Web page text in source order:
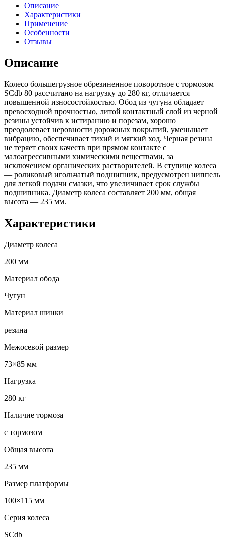
Описание
Характеристики
Применение
Особенности
Отзывы
Описание
Колесо большегрузное обрезиненное поворотное с тормозом
SCdb 80 рассчитано на нагрузку до 280 кг, отличается
повышенной износостойкостью. Обод из чугуна обладает
превосходной прочностью, литой контактный слой из черной
резины устойчив к истиранию и порезам, хорошо
преодолевает неровности дорожных покрытий, уменьшает
вибрацию, обеспечивает тихий и мягкий ход. Черная резина
не теряет своих качеств при прямом контакте с
малоагрессивными химическими веществами, за
исключением органических растворителей. В ступице колеса
— роликовый игольчатый подшипник, предусмотрен ниппель
для легкой подачи смазки, что увеличивает срок службы
подшипника. Диаметр колеса составляет 200 мм, общая
высота — 235 мм.
Характеристики
Диаметр колеса
200 мм
Материал обода
Чугун
Материал шинки
резина
Межосевой размер
73×85 мм
Нагрузка
280 кг
Наличие тормоза
с тормозом
Общая высота
235 мм
Размер платформы
100×115 мм
Серия колеса
SCdb